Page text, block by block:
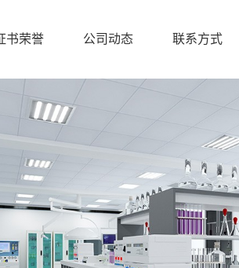
书荣誉 公司动态 联系方式